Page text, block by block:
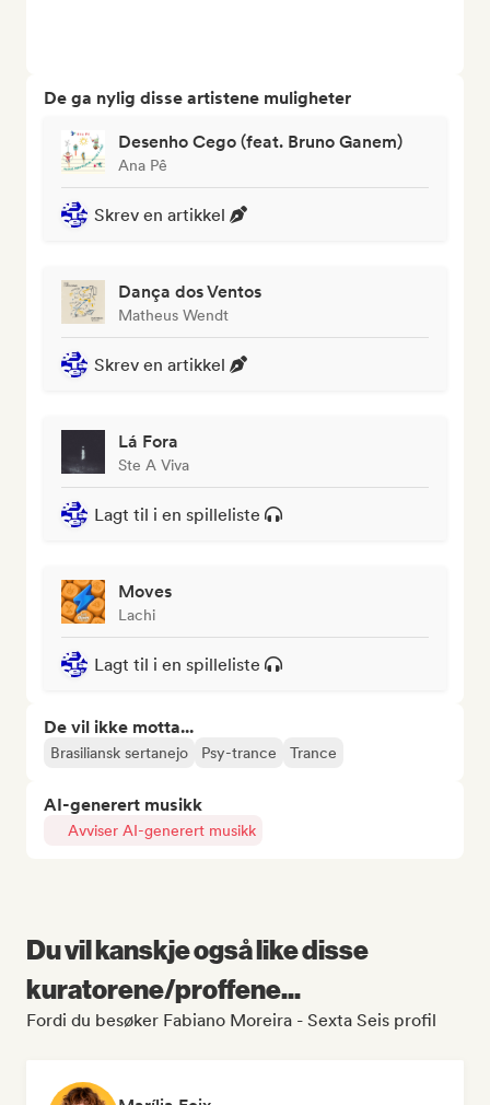
De ga nylig disse artistene muligheter
Desenho Cego (feat. Bruno Ganem)
Ana Pê
Skrev en artikkel
Dança dos Ventos
Matheus Wendt
Skrev en artikkel
Lá Fora
Ste A Viva
Lagt til i en spilleliste
Moves
Lachi
Lagt til i en spilleliste
De vil ikke motta...
Brasiliansk sertanejo Psy-trance Trance
AI-generert musikk
Avviser AI-generert musikk
Du vil kanskje også like disse
kuratorene/proffene...
Fordi du besøker Fabiano Moreira - Sexta Seis profil